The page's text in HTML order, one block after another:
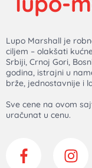
Lupo Marshall je
ciljem – olakšati
Srbiji, Crnoj Gori,
godina, istrajni u
brže, jednostavnije i
Sve cene na ovom
uračunat u cenu.